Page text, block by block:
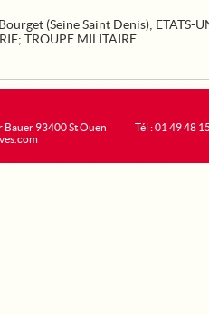
(Seine Saint Denis); ETATS-
; TROUPE MILITAIRE
Bauer 93400 St Ouen
Tél : 01 49 48